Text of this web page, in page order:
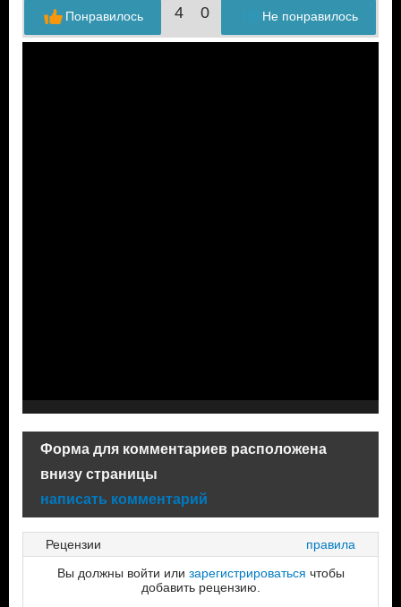
4 0 Не понравилось
Понравилось
Форма для комментариев расположена
внизу страницы
написать комментарий
Рецензии
правила
Вы должны войти или зарегистрироваться чтобы
добавить рецензию.